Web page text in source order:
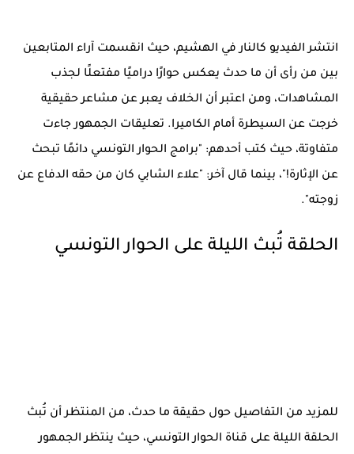
انتشر الفيديو كالنار في الهشيم، حيث انقسمت آراء المتابعين
بين من رأى أن ما حدث يعكس حوارًا دراميًا مفتعلًا لجذب
المشاهدات، ومن اعتبر أن الخلاف يعبر عن مشاعر حقيقية
خرجت عن السيطرة أمام الكاميرا. تعليقات الجمهور جاءت
متفاوتة، حيث كتب أحدهم: "برامج الحوار التونسي دائمًا تبحث
عن الإثارة!"، بينما قال آخر: "علاء الشابي كان من حقه الدفاع عن
زوجته".
الحلقة تُبث الليلة على الحوار التونسي
للمزيد من التفاصيل حول حقيقة ما حدث، من المنتظر أن تُبث
الحلقة الليلة على قناة الحوار التونسي، حيث ينتظر الجمهور